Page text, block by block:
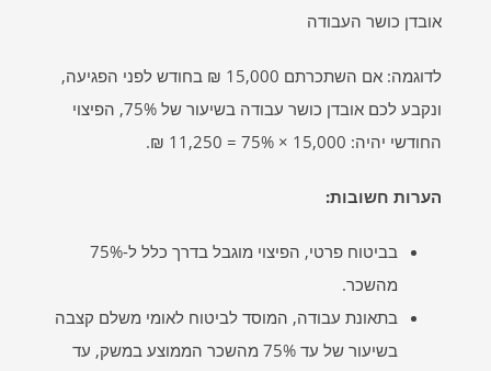
אובדן כושר העבודה
לדוגמה: אם השתכרתם 15,000 ₪ בחודש לפני הפגיעה,
ונקבע לכם אובדן כושר עבודה בשיעור של 75%, הפיצוי
החודשי יהיה: 15,000 × 75% = 11,250 ₪.
הערות חשובות:
בביטוח פרטי, הפיצוי מוגבל בדרך כלל ל-75%
מהשכר.
בתאונת עבודה, המוסד לביטוח לאומי משלם קצבה
בשיעור של עד 75% מהשכר הממוצע במשק, עד